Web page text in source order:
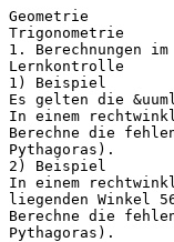
Geometrie
Trigonometrie
1. Berechnungen
Lernkontrolle
1) Beispiel
Es gelten die
In einem
Berechne die
Pythagoras).
2) Beispiel
In einem
liegenden Winkel
Berechne die
Pythagoras).